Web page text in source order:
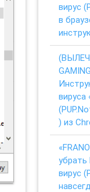
вирус
в
вируса
) из
убрать
вирус